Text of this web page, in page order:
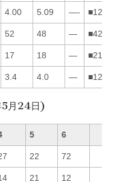
4.00 5.09 —-
52 48 —
17 18 —
3.4 4.0 —
5月24日)
5 6
22 72
21 12